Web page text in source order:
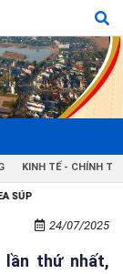
KINH TẾ - CHÍNH TRỊ
24/07/2025
lần thứ nhất,